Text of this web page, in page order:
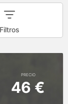
Filtros
PRECIO
46 €